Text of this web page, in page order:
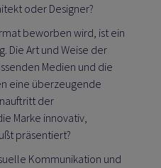
oder Designer?
beworben wird, ist ein
Die Art und Weise der
Medien und die
eine überzeugende
der
Marke innovativ,
präsentiert?
Kommunikation und